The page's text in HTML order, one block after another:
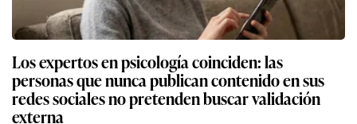
Los expertos en psicología coinciden: las
personas que nunca publican contenido en sus
redes sociales no pretenden buscar validación
externa